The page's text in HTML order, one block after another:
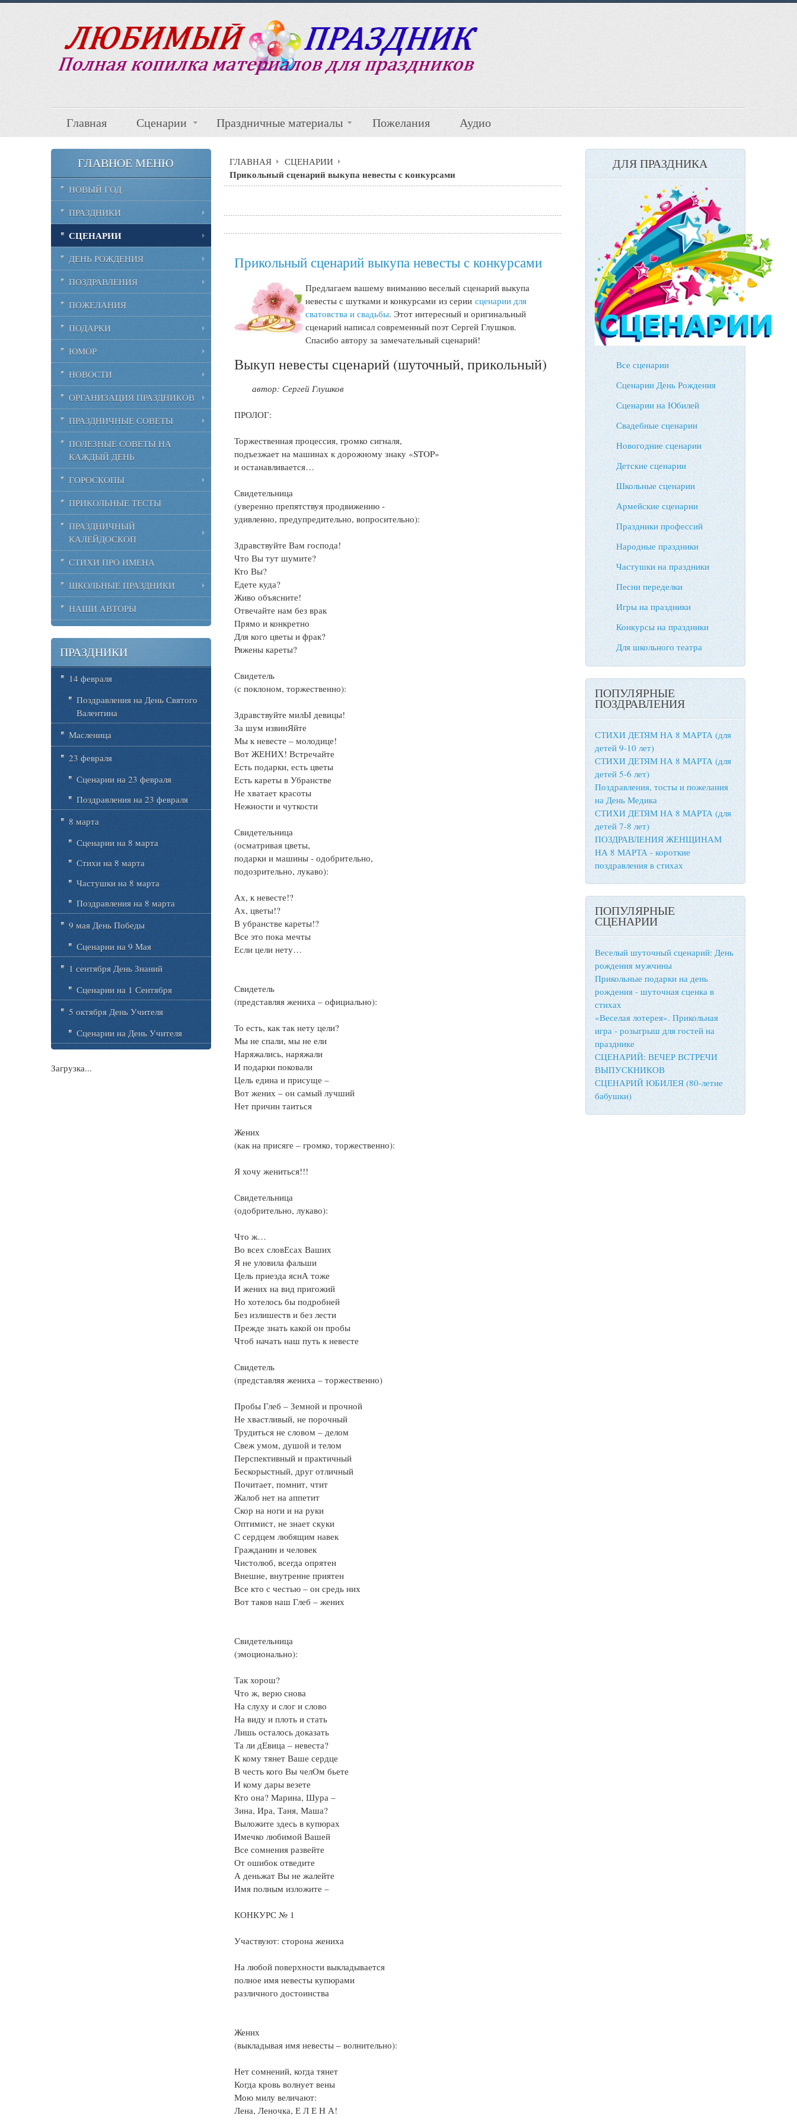
Главная Сценарии Праздничные материалы Пожелания Аудио
ГЛАВНАЯ СЦЕНАРИИ
Прикольный сценарий выкупа невесты с конкурсами
Прикольный сценарий выкупа невесты с конкурсами
Предлагаем вашему вниманию веселый сценарий выкупа
невесты с шутками и конкурсами из сериисценарии для
сватовства и свадьбы. Этот интересный и оригинальный
сценарий написал современный поэт Сергей Глушков.
Спасибо автору за замечательный сценарий!
Выкуп невесты сценарий (шуточный, прикольный)
автор: Сергей Глушков
ПРОЛОГ:
Торжественная процессия, громко сигналя,
подъезжает на машинах к дорожному знаку «STOP»
и останавливается…
Свидетельница
(уверенно препятствуя продвижению -
удивленно, предупредительно, вопросительно):
Здравствуйте Вам господа!
Что Вы тут шумите?
Кто Вы?
Едете куда?
Живо объясните!
Отвечайте нам без врак
Прямо и конкретно
Для кого цветы и фрак?
Ряжены кареты?
Свидетель
(с поклоном, торжественно):
Здравствуйте милЫ девицы!
За шум извинЯйте
Мы к невесте – молодице!
Вот ЖЕНИХ! Встречайте
Есть подарки, есть цветы
Есть кареты в Убранстве
Не хватает красоты
Нежности и чуткости
Свидетельница
(осматривая цветы,
подарки и машины - одобрительно,
подозрительно, лукаво):
Ах, к невесте!?
Ах, цветы!?
В убранстве кареты!?
Все это пока мечты
Если цели нету…
Свидетель
(представляя жениха – официально):
То есть, как так нету цели?
Мы не спали, мы не ели
Наряжались, наряжали
И подарки поковали
Цель едина и присуще –
Вот жених – он самый лучший
Нет причин таиться
Жених
(как на присяге – громко, торжественно):
Я хочу жениться!!!
Свидетельница
(одобрительно, лукаво):
Что ж…
Во всех словЕсах Ваших
Я не уловила фальши
Цель приезда яснА тоже
И жених на вид пригожий
Но хотелось бы подробней
Без излишеств и без лести
Прежде знать какой он пробы
Чтоб начать наш путь к невесте
Свидетель
(представляя жениха – торжественно)
Пробы Глеб – Земной и прочной
Не хвастливый, не порочный
Трудиться не словом – делом
Свеж умом, душой и телом
Перспективный и практичный
Бескорыстный, друг отличный
Почитает, помнит, чтит
Жалоб нет на аппетит
Скор на ноги и на руки
Оптимист, не знает скуки
С сердцем любящим навек
Гражданин и человек
Чистолюб, всегда опрятен
Внешне, внутренне приятен
Все кто с честью – он средь них
Вот таков наш Глеб – жених
Свидетельница
(эмоционально):
Так хорош?
Что ж, верю снова
На слуху и слог и слово
На виду и плоть и стать
Лишь осталось доказать
Та ли дЕвица – невеста?
К кому тянет Ваше сердце
В честь кого Вы челОм бьете
И кому дары везете
Кто она? Марина, Шура –
Зина, Ира, Таня, Маша?
Выложите здесь в купюрах
Имечко любимой Вашей
Все сомнения развейте
От ошибок отведите
А деньжат Вы не жалейте
Имя полным изложите –
КОНКУРС № 1
Участвуют: сторона жениха
На любой поверхности выкладывается
полное имя невесты купюрами
различного достоинства
Жених
(выкладывая имя невесты – волнительно):
Нет сомнений, когда тянет
Когда кровь волнует вены
Мою милу величают:
Лена, Леночка, Е Л Е Н А!
ГЛАВНОЕ МЕНЮ
НОВЫЙ ГОД
ПРАЗДНИКИ
СЦЕНАРИИ
ДЕНЬ РОЖДЕНИЯ
ПОЗДРАВЛЕНИЯ
ПОЖЕЛАНИЯ
ПОДАРКИ
ЮМОР
НОВОСТИ
ОРГАНИЗАЦИЯ ПРАЗДНИКОВ
ПРАЗДНИЧНЫЕ СОВЕТЫ
ПОЛЕЗНЫЕ СОВЕТЫ НА
КАЖДЫЙ ДЕНЬ
ГОРОСКОПЫ
ПРИКОЛЬНЫЕ ТЕСТЫ
ПРАЗДНИЧНЫЙ
КАЛЕЙДОСКОП
СТИХИ ПРО ИМЕНА
ШКОЛЬНЫЕ ПРАЗДНИКИ
НАШИ АВТОРЫ
ПРАЗДНИКИ
14 февраля
Поздравления на День Святого
Валентина
Масленица
23 февраля
Сценарии на 23 февраля
Поздравления на 23 февраля
8 марта
Сценарии на 8 марта
Стихи на 8 марта
Частушки на 8 марта
Поздравления на 8 марта
9 мая День Победы
Сценарии на 9 Мая
1 сентября День Знаний
Сценарии на 1 Сентября
5 октября День Учителя
Сценарии на День Учителя
Загрузка...
ДЛЯ ПРАЗДНИКА
Все сценарии
Сценарии День Рождения
Сценарии на Юбилей
Свадебные сценарии
Новогодние сценарии
Детские сценарии
Школьные сценарии
Армейские сценарии
Праздники профессий
Народные праздники
Частушки на праздники
Песни переделки
Игры на праздники
Конкурсы на праздники
Для школьного театра
ПОПУЛЯРНЫЕ
ПОЗДРАВЛЕНИЯ
СТИХИ ДЕТЯМ НА 8 МАРТА (для
детей 9-10 лет)
СТИХИ ДЕТЯМ НА 8 МАРТА (для
детей 5-6 лет)
Поздравления, тосты и пожелания
на День Медика
СТИХИ ДЕТЯМ НА 8 МАРТА (для
детей 7-8 лет)
ПОЗДРАВЛЕНИЯ ЖЕНЩИНАМ
НА 8 МАРТА - короткие
поздравления в стихах
ПОПУЛЯРНЫЕ
СЦЕНАРИИ
Веселый шуточный сценарий: День
рождения мужчины
Прикольные подарки на день
рождения - шуточная сценка в
стихах
«Веселая лотерея». Прикольная
игра - розыгрыш для гостей на
празднике
СЦЕНАРИЙ: ВЕЧЕР ВСТРЕЧИ
ВЫПУСКНИКОВ
СЦЕНАРИЙ ЮБИЛЕЯ (80-летие
бабушки)